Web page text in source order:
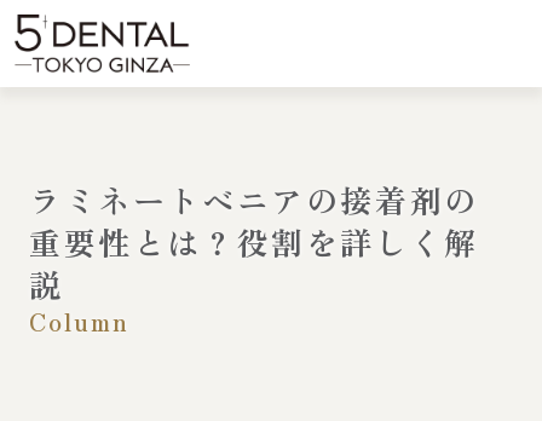
内
容
を
ラミネートベニアの接着剤の
重要性とは？役割を詳しく解
説
Column